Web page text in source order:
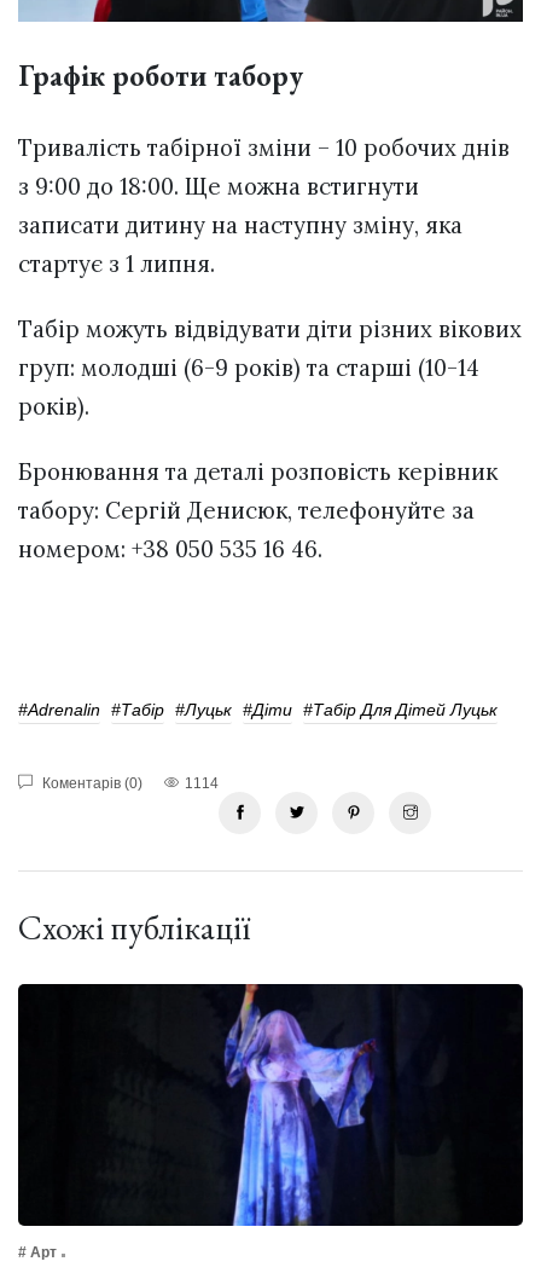
Графік роботи табору
Тривалість табірної зміни – 10 робочих днів
з 9:00 до 18:00. Ще можна встигнути
записати дитину на наступну зміну, яка
стартує з 1 липня.
Табір можуть відвідувати діти різних вікових
груп: молодші (6-9 років) та старші (10-14
років).
Бронювання та деталі розповість керівник
табору: Сергій Денисюк, телефонуйте за
номером: +38 050 535 16 46.
#Adrenalin #табір #Луцьк #діти #Табір Для Дітей Луцьк
Коментарів (0) 1114
Схожі публікації
# Арт